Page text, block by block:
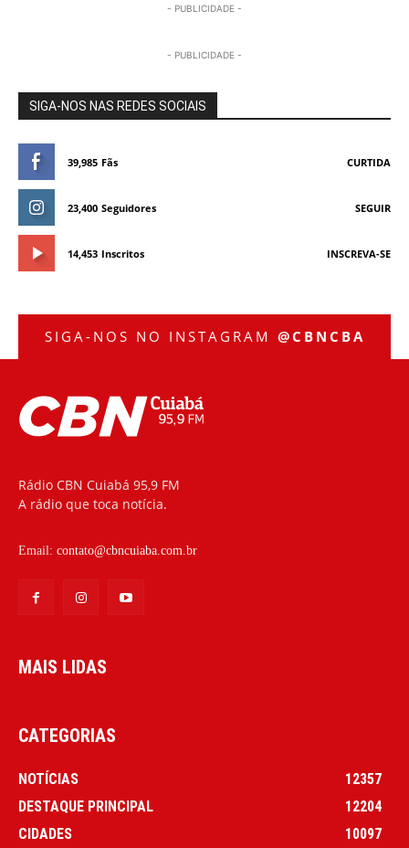
- PUBLICIDADE -
- PUBLICIDADE -
SIGA-NOS NAS REDES SOCIAIS
39,985 Fãs CURTIDA
23,400 Seguidores SEGUIR
14,453 Inscritos INSCREVA-SE
SIGA-NOS NO INSTAGRAM @CBNCBA
Rádio CBN Cuiabá 95,9 FM
A rádio que toca notícia.
Email: contato@cbncuiaba.com.br
MAIS LIDAS
CATEGORIAS
NOTÍCIAS
12357
DESTAQUE PRINCIPAL
12204
CIDADES
10097